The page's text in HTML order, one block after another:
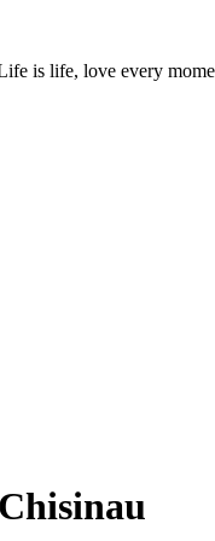
is life, love every